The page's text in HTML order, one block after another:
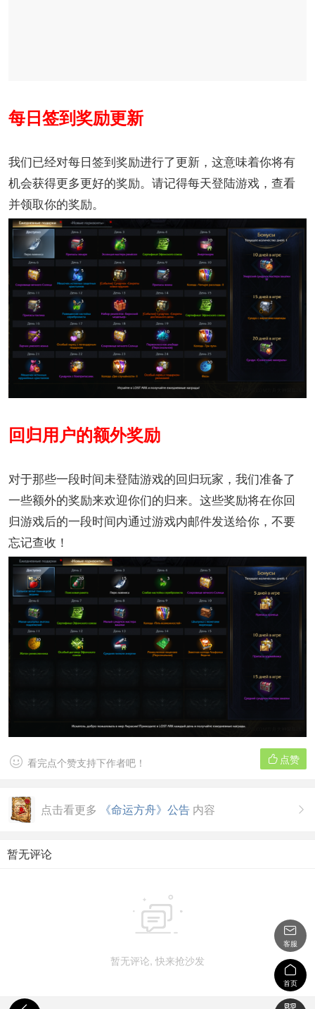
每日签到奖励更新
我们已经对每日签到奖励进行了更新，这意味着你将有
机会获得更多更好的奖励。请记得每天登陆游戏，查看
并领取你的奖励。
回归用户的额外奖励
对于那些一段时间未登陆游戏的回归玩家，我们准备了
一些额外的奖励来欢迎你们的归来。这些奖励将在你回
归游戏后的一段时间内通过游戏内邮件发送给你，不要
忘记查收！
 点赞
 看完点个赞支持下作者吧！

点击看更多 《命运方舟》公告 内容
暂无评论

暂无评论, 快来抢沙发

客服

首页